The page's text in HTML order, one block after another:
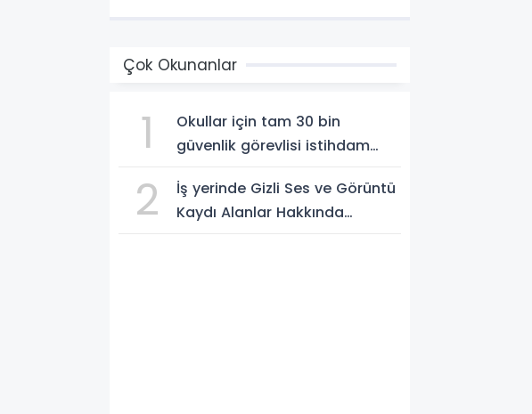
Çok Okunanlar
1
Okullar için tam 30 bin
güvenlik görevlisi istihdam
2
İş yerinde Gizli Ses ve Görüntü
Kaydı Alanlar Hakkında